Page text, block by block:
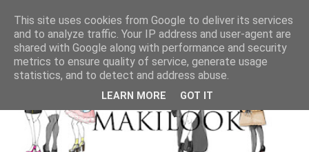
This site uses cookies from Google to deliver its services
and to analyze traffic. Your IP address and user-agent are
shared with Google along with performance and security
metrics to ensure quality of service, generate usage
statistics, and to detect and address abuse.
LEARN MORE GOT IT